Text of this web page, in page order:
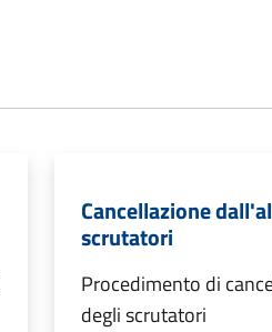
Cancellazione
scrutatori
Procedimento di
degli scrutatori